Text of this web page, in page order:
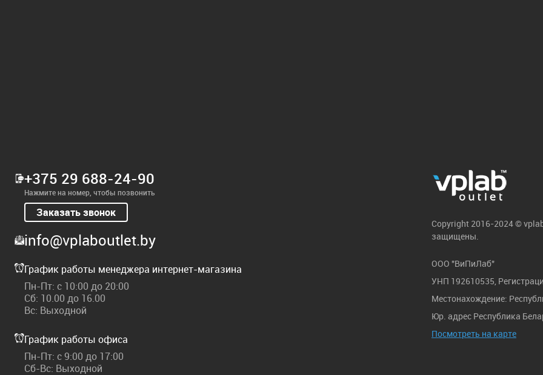
+375 29 688-24-90
Нажмите на номер, чтобы позвонить
Заказать звонок
info@vplaboutlet.by
График работы менеджера интернет-магазина
Пн-Пт: с 10:00 до 20:00
Сб: 10.00 до 16.00
Вс: Выходной
График работы офиса
Пн-Пт: с 9:00 до 17:00
Сб-Вс: Выходной
Copyright 2016-2024 ©
защищены.
ООО "ВиПиЛаб"
УНП 192610535,
Местонахождение:
Юр. адрес Республика
Посмотреть на карте